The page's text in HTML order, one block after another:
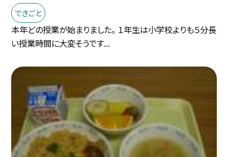
できごと
本年どの授業が始まりました。 １年生は小学校よりも５分長
い授業時間に大変そうです...